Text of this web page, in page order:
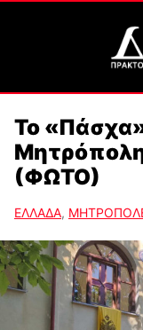
Το
(ΦΩΤΟ)
ΕΛΛΑΔΑ,